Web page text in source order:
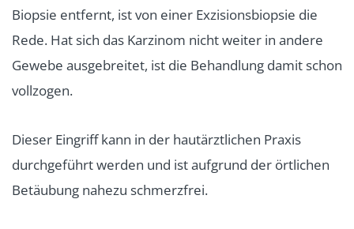
Biopsie entfernt, ist von einer Exzisionsbiopsie die
Rede. Hat sich das Karzinom nicht weiter in andere
Gewebe ausgebreitet, ist die Behandlung damit schon
vollzogen.
Dieser Eingriff kann in der hautärztlichen Praxis
durchgeführt werden und ist aufgrund der örtlichen
Betäubung nahezu schmerzfrei.